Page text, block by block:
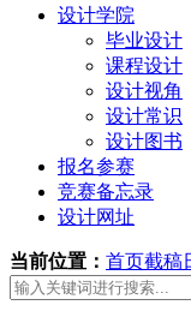
设计学院
毕业设计
课程设计
设计视角
设计常识
设计图书
报名参赛
竞赛备忘录
设计网址
当前位置： 首页截稿